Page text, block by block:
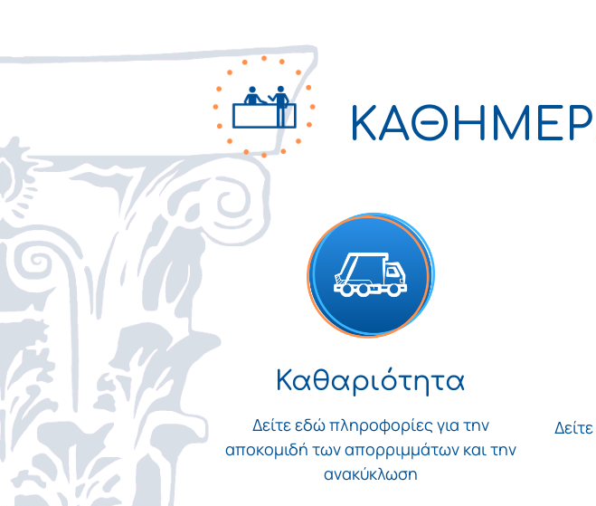
Καθαριότητα
Δείτε εδώ πληροφορίες για την
αποκομιδή των απορριμμάτων και την
ανακύκλωση